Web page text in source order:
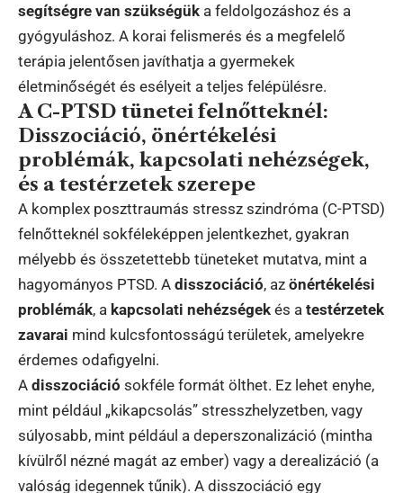
segítségre van szükségük a feldolgozáshoz és a
gyógyuláshoz. A korai felismerés és a megfelelő
terápia jelentősen javíthatja a gyermekek
életminőségét és esélyeit a teljes felépülésre.
A C-PTSD tünetei felnőtteknél:
Disszociáció, önértékelési
problémák, kapcsolati nehézségek,
és a testérzetek szerepe
A komplex poszttraumás stressz szindróma (C-PTSD)
felnőtteknél sokféleképpen jelentkezhet, gyakran
mélyebb és összetettebb tüneteket mutatva, mint a
hagyományos PTSD. A disszociáció, az önértékelési
problémák, a kapcsolati nehézségek és a testérzetek
zavarai mind kulcsfontosságú területek, amelyekre
érdemes odafigyelni.
A disszociáció sokféle formát ölthet. Ez lehet enyhe,
mint például „kikapcsolás” stresszhelyzetben, vagy
súlyosabb, mint például a deperszonalizáció (mintha
kívülről nézné magát az ember) vagy a derealizáció (a
valóság idegennek tűnik). A disszociáció egy